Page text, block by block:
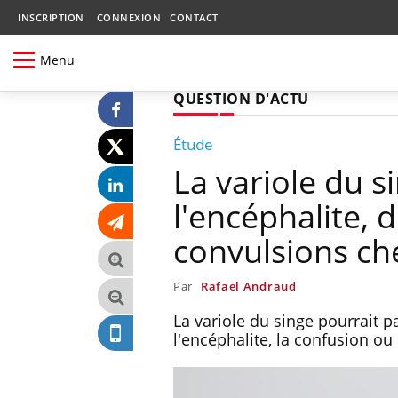
INSCRIPTION CONNEXION CONTACT
Menu
QUESTION D'ACTU
Étude
La variole du
l'encéphalite,
convulsions
Par Rafaël Andraud
La variole du singe pourrait
l'encéphalite, la confusion